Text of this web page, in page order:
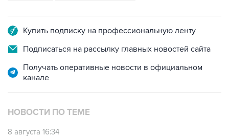
Купить подписку на профессиональную ленту
Подписаться на рассылку главных новостей сайта
Получать оперативные новости в официальном
канале
НОВОСТИ ПО ТЕМЕ
8 августа 16:34